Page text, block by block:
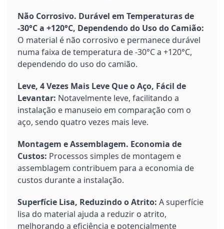
Não Corrosivo. Durável em Temperaturas de
-30°C a +120°C, Dependendo do Uso do Camião:
O material é não corrosivo e permanece durável
numa faixa de temperatura de -30°C a +120°C,
dependendo do uso do camião.
Leve, 4 Vezes Mais Leve Que o Aço, Fácil de
Levantar: Notavelmente leve, facilitando a
instalação e manuseio em comparação com o
aço, sendo quatro vezes mais leve.
Montagem e Assemblagem. Economia de
Custos: Processos simples de montagem e
assemblagem contribuem para a economia de
custos durante a instalação.
Superfície Lisa, Reduzindo o Atrito: A superfície
lisa do material ajuda a reduzir o atrito,
melhorando a eficiência e potencialmente